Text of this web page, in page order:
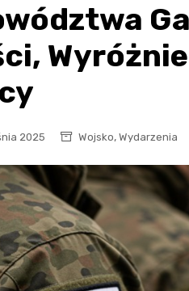
2025 Wojsko, Wydarzenia